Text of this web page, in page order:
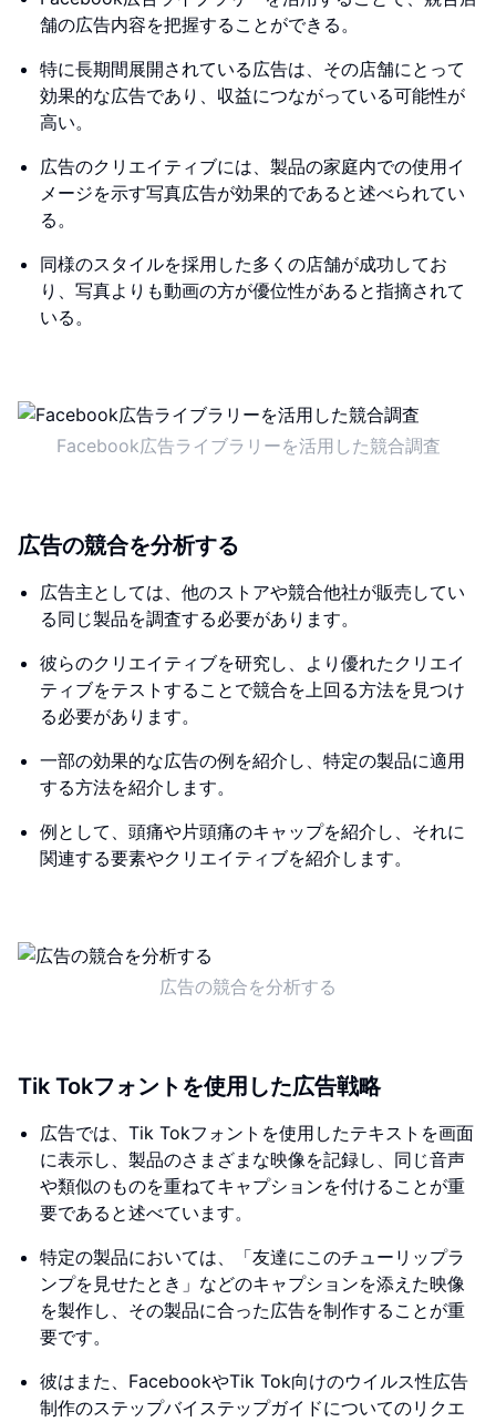
舗の広告内容を把握することができる。
特に長期間展開されている広告は、その店舗にとって
効果的な広告であり、収益につながっている可能性が
高い。
広告のクリエイティブには、製品の家庭内での使用イ
メージを示す写真広告が効果的であると述べられてい
る。
同様のスタイルを採用した多くの店舗が成功してお
り、写真よりも動画の方が優位性があると指摘されて
いる。
Facebook広告ライブラリーを活用した競合調査
広告の競合を分析する
広告主としては、他のストアや競合他社が販売してい
る同じ製品を調査する必要があります。
彼らのクリエイティブを研究し、より優れたクリエイ
ティブをテストすることで競合を上回る方法を見つけ
る必要があります。
一部の効果的な広告の例を紹介し、特定の製品に適用
する方法を紹介します。
例として、頭痛や片頭痛のキャップを紹介し、それに
関連する要素やクリエイティブを紹介します。
広告の競合を分析する
Tik Tokフォントを使用した広告戦略
広告では、Tik Tokフォントを使用したテキストを画面
に表示し、製品のさまざまな映像を記録し、同じ音声
や類似のものを重ねてキャプションを付けることが重
要であると述べています。
特定の製品においては、「友達にこのチューリップラ
ンプを見せたとき」などのキャプションを添えた映像
を製作し、その製品に合った広告を制作することが重
要です。
彼はまた、FacebookやTik Tok向けのウイルス性広告
制作のステップバイステップガイドについてのリクエ